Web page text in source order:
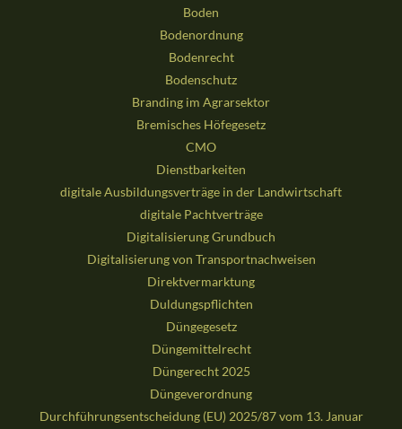
Boden
Bodenordnung
Bodenrecht
Bodenschutz
Branding im Agrarsektor
Bremisches Höfegesetz
CMO
Dienstbarkeiten
digitale Ausbildungsverträge in der Landwirtschaft
digitale Pachtverträge
Digitalisierung Grundbuch
Digitalisierung von Transportnachweisen
Direktvermarktung
Duldungspflichten
Düngegesetz
Düngemittelrecht
Düngerecht 2025
Düngeverordnung
Durchführungsentscheidung (EU) 2025/87 vom 13. Januar